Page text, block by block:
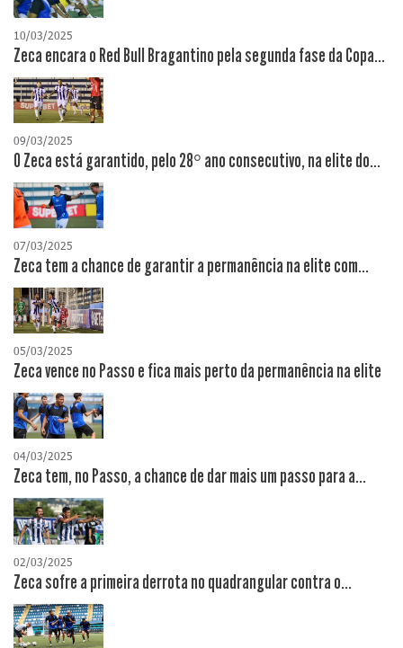
10/03/2025
Zeca encara o Red Bull Bragantino pela segunda fase da Copa...
09/03/2025
O Zeca está garantido, pelo 28° ano consecutivo, na elite do...
07/03/2025
Zeca tem a chance de garantir a permanência na elite com...
05/03/2025
Zeca vence no Passo e fica mais perto da permanência na elite
04/03/2025
Zeca tem, no Passo, a chance de dar mais um passo para a...
02/03/2025
Zeca sofre a primeira derrota no quadrangular contra o...